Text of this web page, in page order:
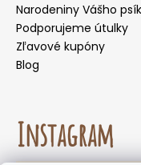
Narodeniny Vášho
Podporujeme útulky
Zľavové kupóny
Blog
Instagram